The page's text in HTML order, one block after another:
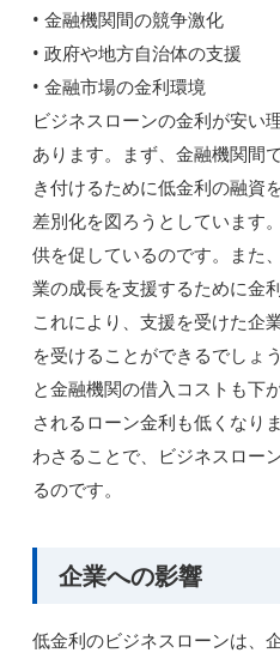
• 金融機関間の競争激化
• 政府や地方自治体の支援
• 金融市場の金利環境
ビジネスローンの金利が安い
あります。まず、金融機関間
き付けるために低金利の融資
差別化を図ろうとしています
供を促しているのです。また
業の成長を支援するために金
これにより、支援を受けた企
を受けることができるでしょ
と金融機関の借入コストも下
されるローン金利も低くなり
わさることで、ビジネスロー
るのです。
企業への影響
低金利のビジネスローンは、